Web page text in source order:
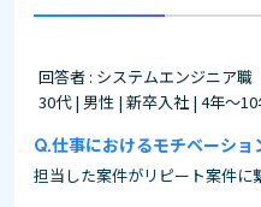
回答者 : システムエンジニア職
30代 | 男性 | 新卒入社 | 4年～
仕事におけるモチベーショ
担当した案件がリピート案件に